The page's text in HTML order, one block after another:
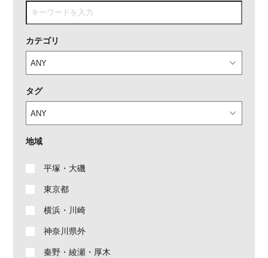
カテゴリ
タグ
地域
平塚・大磯
東京都
横浜・川崎
神奈川県外
秦野・綾瀬・厚木